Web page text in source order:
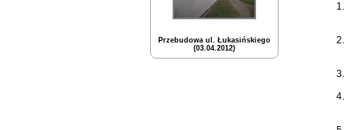
Przebudowa ul. Łukasińskiego
(03.04.2012)